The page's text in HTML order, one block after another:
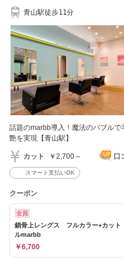
青山駅徒歩11分
話題のmarbb導入！魔法のバブルで
艶を実現【青山駅】
カット ￥2,700～ 口
スマート支払いOK
クーポン
全員
鎖骨上レングス フルカラー+カット
ルmarbb
￥6,700